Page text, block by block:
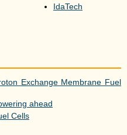
IdaTech
Exchange Membrane Fuel
ahead
Cells